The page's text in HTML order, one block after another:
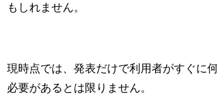
もしれません。
現時点では、発表だけで利用者がすぐに
必要があるとは限りません。